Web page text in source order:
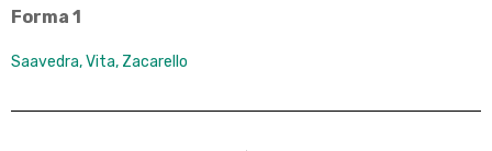
Forma 1
Saavedra, Vita, Zacarello